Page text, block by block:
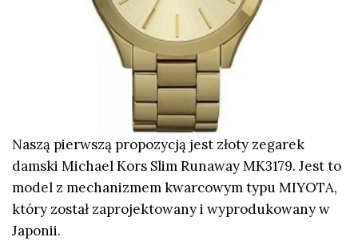
Naszą pierwszą propozycją jest złoty zegarek
damski Michael Kors Slim Runaway MK3179. Jest to
model z mechanizmem kwarcowym typu MIYOTA,
który został zaprojektowany i wyprodukowany w
Japonii.